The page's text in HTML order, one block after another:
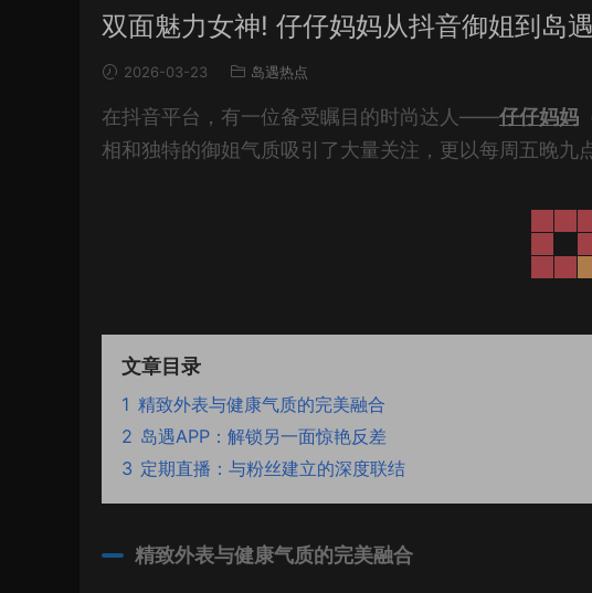
双面魅力女神! 仔仔妈妈从抖音御姐到岛
2026-03-23 岛遇热点
在抖音平台，有一位备受瞩目的时尚达人——仔仔妈妈
相和独特的御姐气质吸引了大量关注，更以每周五晚九
文章目录
1 精致外表与健康气质的完美融合
2 岛遇APP：解锁另一面惊艳反差
3 定期直播：与粉丝建立的深度联结
精致外表与健康气质的完美融合